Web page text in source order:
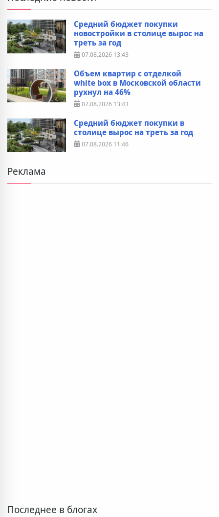
Средний бюджет покупки
новостройки в столице вырос на
треть за год
07.08.2026 13:43
Объем квартир с отделкой
white box в Московской области
рухнул на 46%
07.08.2026 13:43
Средний бюджет покупки в
столице вырос на треть за год
07.08.2026 11:46
Реклама
Последнее в блогах